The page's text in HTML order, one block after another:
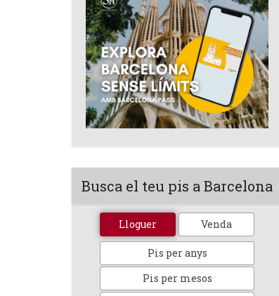
Busca el teu pis a Barcelona
Lloguer Venda
Pis per anys
Pis per mesos